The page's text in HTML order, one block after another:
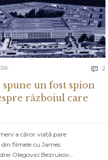
 2
spune un fost spion
războiul care
a căror viață pare
din filmele cu James
Olegovici Bezrukov…